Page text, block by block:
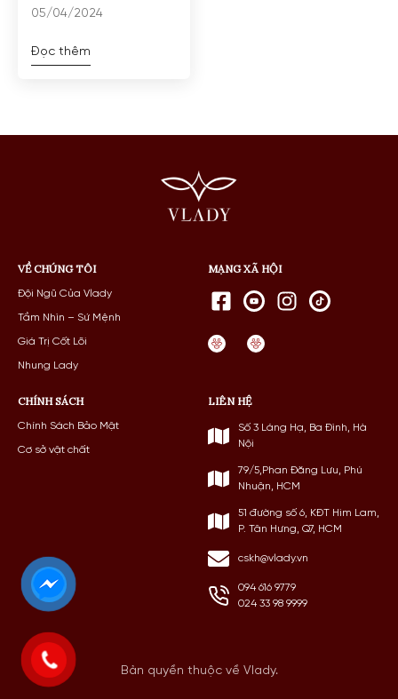
05/04/2024
Đọc thêm
VỀ CHÚNG TÔI
Đội Ngũ Của Vlady
Tầm Nhìn – Sứ Mệnh
Giá Trị Cốt Lõi
Nhung Lady
CHÍNH SÁCH
Chính Sách Bảo Mật
Cơ sở vật chất
LIÊN HỆ
Số 3 Láng Hạ, Ba Đình, Hà
Nội
79/5,Phan Đăng Lưu, Phú
Nhuận, HCM
51 đường số 6, KĐT Him Lam,
P. Tân Hưng, Q7, HCM
cskh@vlady.vn
094 616 9779
024 33 98 9999
MẠNG XÃ HỘI
Bản quyền thuộc về Vlady.